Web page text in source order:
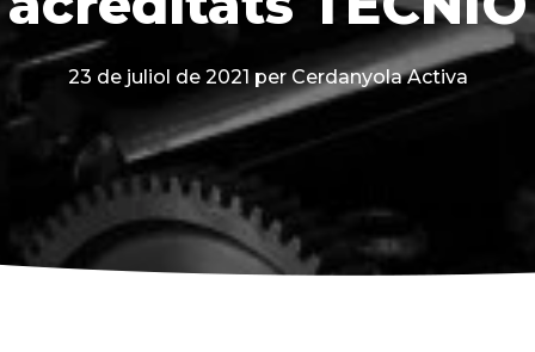
23 de juliol de 2021 per Cerdanyola Activa